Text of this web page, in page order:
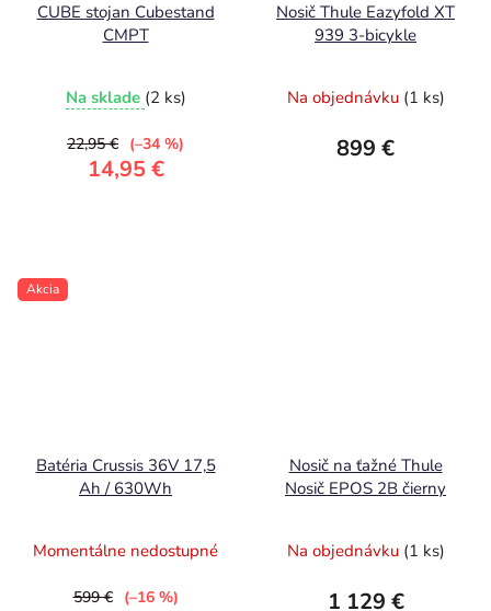
CUBE stojan Cubestand
CMPT
Na sklade (2 ks)
14,95 €
22,95 € (–34 %)
Nosič Thule Eazyfold XT
939 3-bicykle
Na objednávku (1 ks)
899 €
Akcia
Batéria Crussis 36V 17,5
Ah / 630Wh
Momentálne nedostupné
599 € (–16 %)
Nosič na ťažné Thule
Nosič EPOS 2B čierny
Na objednávku (1 ks)
1 129 €